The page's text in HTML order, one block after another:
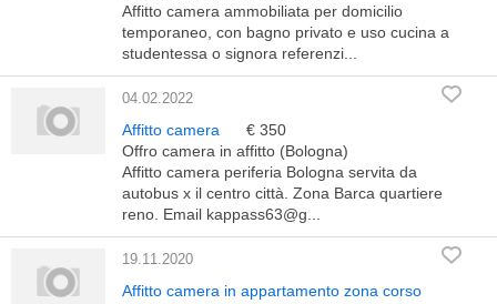
Affitto camera ammobiliata per domicilio
temporaneo, con bagno privato e uso cucina a
studentessa o signora referenzi...
04.02.2022
Affitto camera
€ 350
Offro camera in affitto (Bologna)
Affitto camera periferia Bologna servita da
autobus x il centro città. Zona Barca quartiere
reno. Email kappass63@g...
19.11.2020
Affitto camera in appartamento zona corso